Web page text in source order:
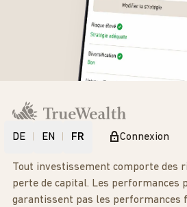
DE EN FR Connexion
Tout investissement comporte des
perte de capital. Les performances
garantissent pas les performances